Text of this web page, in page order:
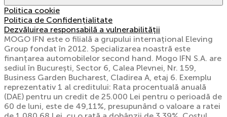
Politica cookie
Politica de Confidențialitate
Dezvăluirea responsabilă a vulnerabilității
MOGO IFN este o filială a grupului internațional Eleving
Group fondat în 2012. Specializarea noastră este
finanțarea automobilelor second hand. Mogo IFN S.A. are
sediul în București, Sector 6, Calea Plevnei, Nr. 159,
Business Garden Bucharest, Cladirea A, etaj 6. Exemplu
reprezentativ 1 al creditului: Rata procentuală anuală
(DAE) pentru un credit de 25.000 Lei pentru o perioadă de
60 de luni, este de 49,11%, presupunând o valoare a ratei